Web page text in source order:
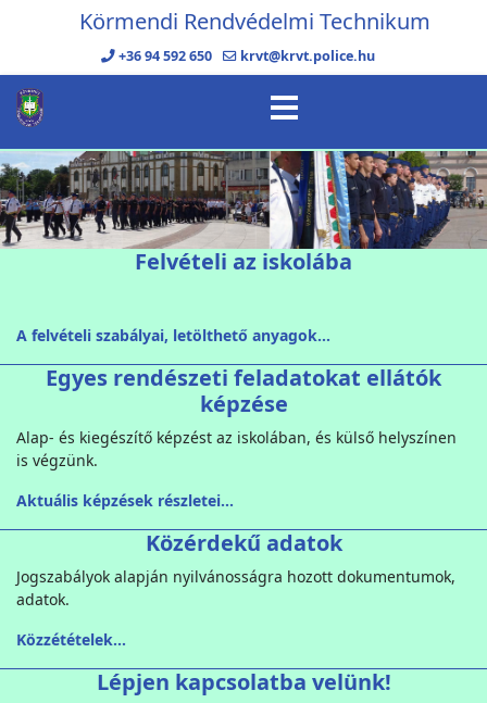
Körmendi Rendvédelmi Technikum
+36 94 592 650 krvt@krvt.police.hu
Felvételi az iskolába
A felvételi szabályai, letölthető anyagok...
Egyes rendészeti feladatokat ellátók
képzése
Alap- és kiegészítő képzést az iskolában, és külső helyszínen
is végzünk.
Aktuális képzések részletei...
Közérdekű adatok
Jogszabályok alapján nyilvánosságra hozott dokumentumok,
adatok.
Közzétételek...
Lépjen kapcsolatba velünk!